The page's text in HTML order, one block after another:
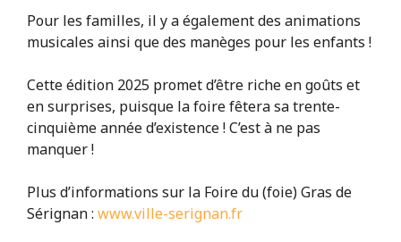
Pour les familles, il y a également des animations
musicales ainsi que des manèges pour les enfants !
Cette édition 2025 promet d’être riche en goûts et
en surprises, puisque la foire fêtera sa trente-
cinquième année d’existence ! C’est à ne pas
manquer !
Plus d’informations sur la Foire du (foie) Gras de
Sérignan : www.ville-serignan.fr